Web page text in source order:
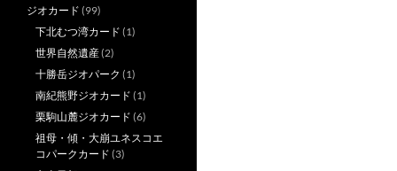
ジオカード (99)
下北むつ湾カード (1)
世界自然遺産(2)
十勝岳ジオパーク (1)
南紀熊野ジオカード (1)
栗駒山麓ジオカード (6)
祖母・傾・大崩ユネスコエ
コパークカード (3)